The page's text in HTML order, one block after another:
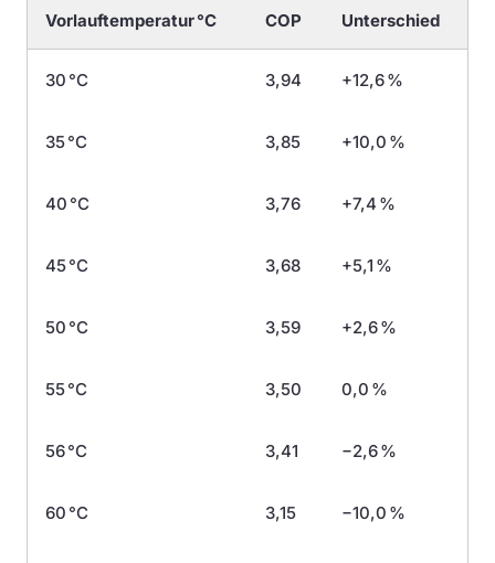
Vorlauftemperatur °C COP Unterschied
30 °C 3,94 +12,6 %
35 °C 3,85 +10,0 %
40 °C 3,76 +7,4 %
45 °C 3,68 +5,1 %
50 °C 3,59 +2,6 %
55 °C 3,50 0,0 %
56 °C 3,41 −2,6 %
60 °C 3,15 −10,0 %